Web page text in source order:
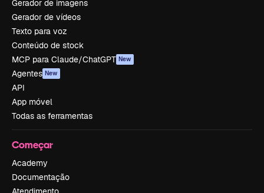
Gerador de imagens
Gerador de vídeos
Texto para voz
Conteúdo de stock
MCP para Claude/ChatGPT New
Agentes New
API
App móvel
Todas as ferramentas
Começar
Academy
Documentação